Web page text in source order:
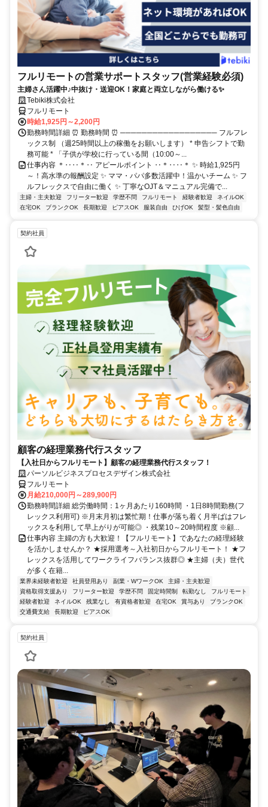
フルリモートの営業サポートスタッフ(営業経験必須)
主婦さん活躍中♪中抜け・送迎OK！家庭と両立しながら働ける✨
Tebiki株式会社
フルリモート
時給1,925円～2,200円
勤務時間詳細 ⏰ 勤務時間 ⏰ ────────────────── フルフレ
ックス制 （週25時間以上の稼働をお願いします） * 申告シフトで勤
務可能 * 「子供が学校に行っている間（10:00～...
仕事内容 ＊‥‥＊‥ アピールポイント ‥＊‥‥＊ ✨ 時給1,925円
～！高水準の報酬設定 ✨ ママ・パパ多数活躍中！温かいチーム ✨ フ
ルフレックスで自由に働く ✨ 丁寧なOJT＆マニュアル完備で...
主婦・主夫歓迎 フリーター歓迎 学歴不問 フルリモート 経験者歓迎
ネイルOK
在宅OK
ブランクOK 長期歓迎 ピアスOK 服装自由 ひげOK 髪型・髪色自由
契約社員
顧客の経理業務代行スタッフ
【入社日からフルリモート】顧客の経理業務代行スタッフ！
パーソルビジネスプロセスデザイン株式会社
フルリモート
月給210,000円～289,900円
勤務時間詳細 総労働時間：1ヶ月あたり160時間 ・1日8時間勤務(フ
レックス利用可) ※月末月初は繁忙期！仕事が落ち着く月半ばはフレ
ックスを利用して早上がりが可能◎ ・残業10～20時間程度 ※顧...
仕事内容 主婦の方も大歓迎！【フルリモート】であなたの経理経験
を活かしませんか？ ★採用選考～入社初日からフルリモート！ ★フ
レックスを活用してワークライフバランス抜群◎ ★主婦（夫）世代
が多く在籍...
業界未経験者歓迎 社員登用あり 副業・WワークOK
主婦・主夫歓迎
資格取得支援あり
フリーター歓迎 学歴不問 固定時間制 転勤なし
フルリモート
経験者歓迎
ネイルOK 残業なし 有資格者歓迎 在宅OK 賞与あり
ブランクOK
交通費支給
長期歓迎 ピアスOK
契約社員